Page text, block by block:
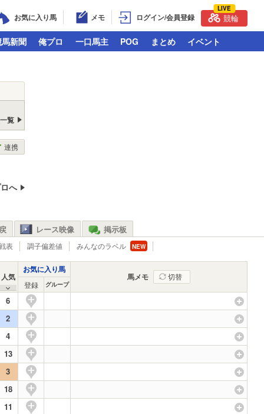
お気に入り馬 メモ ログイン/会員登録
LIVE
競輪
新聞 俺プロ 一口馬主 POG まとめ イベント
覧
連携
へ
レース映像 掲示板
表 調子偏差値 みんなのラベル
人気
お気に入り馬
馬メモ
切替
登録
グループ
6
2
4
13
3
18
11